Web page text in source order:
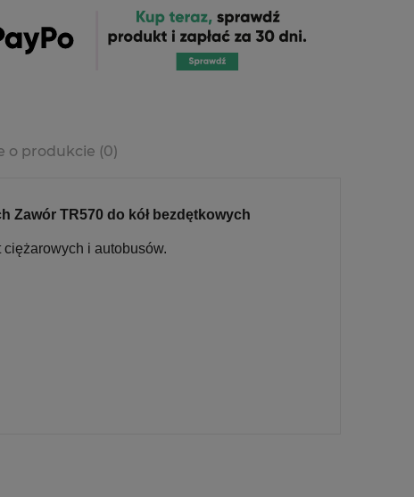
o produkcie (0)
Zawór TR570 do kół bezdętkowych
ciężarowych i autobusów.